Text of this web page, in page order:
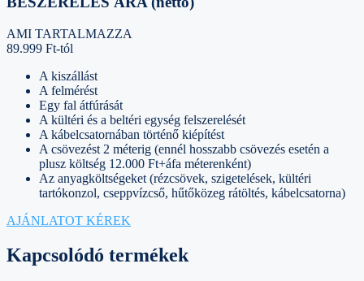
AMI TARTALMAZZA
89.999 Ft-tól
A kiszállást
A felmérést
Egy fal átfúrását
A kültéri és a beltéri egység felszerelését
A kábelcsatornában történő kiépítést
A csövezést 2 méterig (ennél hosszabb csövezés esetén a
plusz költség 12.000 Ft+áfa méterenként)
Az anyagköltségeket (rézcsövek, szigetelések, kültéri
tartókonzol, cseppvízcső, hűtőközeg rátöltés, kábelcsatorna)
AJÁNLATOT KÉREK
Kapcsolódó termékek